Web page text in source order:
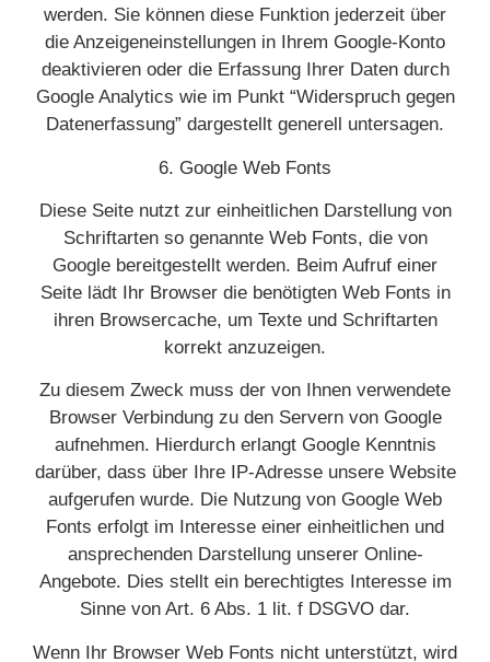
werden. Sie können diese Funktion jederzeit über
die Anzeigeneinstellungen in Ihrem Google-Konto
deaktivieren oder die Erfassung Ihrer Daten durch
Google Analytics wie im Punkt “Widerspruch gegen
Datenerfassung” dargestellt generell untersagen.
6. Google Web Fonts
Diese Seite nutzt zur einheitlichen Darstellung von
Schriftarten so genannte Web Fonts, die von
Google bereitgestellt werden. Beim Aufruf einer
Seite lädt Ihr Browser die benötigten Web Fonts in
ihren Browsercache, um Texte und Schriftarten
korrekt anzuzeigen.
Zu diesem Zweck muss der von Ihnen verwendete
Browser Verbindung zu den Servern von Google
aufnehmen. Hierdurch erlangt Google Kenntnis
darüber, dass über Ihre IP-Adresse unsere Website
aufgerufen wurde. Die Nutzung von Google Web
Fonts erfolgt im Interesse einer einheitlichen und
ansprechenden Darstellung unserer Online-
Angebote. Dies stellt ein berechtigtes Interesse im
Sinne von Art. 6 Abs. 1 lit. f DSGVO dar.
Wenn Ihr Browser Web Fonts nicht unterstützt, wird